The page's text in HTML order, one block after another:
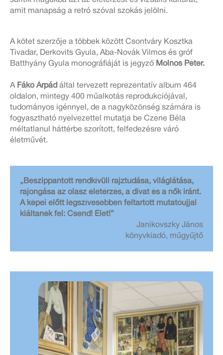
amit manapság a retró szóval szokás jelölni.
A kötet szerzője a többek között Csontváry Kosztka
Tivadar, Derkovits Gyula, Aba-Novák Vilmos és gróf
Batthyány Gyula monográfiáját is jegyző Molnos Péter.
A Fákó Árpád által tervezett reprezentatív album 464
oldalon, mintegy 400 műalkotás reprodukciójával,
tudományos igénnyel, de a nagyközönség számára is
fogyasztható nyelvezettel mutatja be Czene Béla
méltatlanul háttérbe szorított, felfedezésre váró
életművét.
„Beszippantott rendkívüli rajztudása, világlátása,
rajongása az olasz életérzés, a divat és a nők iránt.
A képei előtt legszívesebben feltartott mutatóujjal
kiáltanék fel: Csend! Élet!”
Janikovszky János
könyvkiadó, műgyűjtő